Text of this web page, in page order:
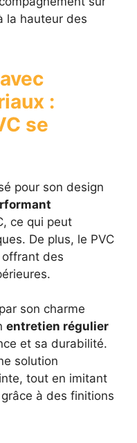
la hauteur des
:
se
pour son design
ce qui peut
De plus, le PVC
des
son charme
entretien régulier
et sa durabilité.
solution
tout en imitant
à des finitions